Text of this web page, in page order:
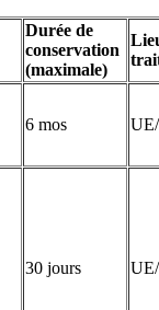
Durée de
conservation
(maximale)
6 mos
30 jours